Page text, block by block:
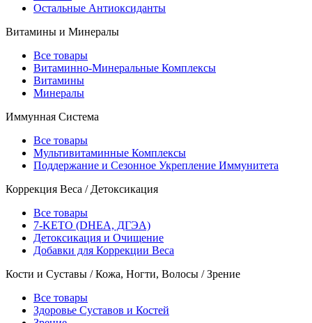
Остальные Антиоксиданты
Витамины и Минералы
Все товары
Витаминно-Минеральные Комплексы
Витамины
Минералы
Иммунная Система
Все товары
Мультивитаминные Комплексы
Поддержание и Сезонное Укрепление Иммунитета
Коррекция Веса / Детоксикация
Все товары
7-KETO (DHEA, ДГЭА)
Детоксикация и Очищение
Добавки для Коррекции Веса
Кости и Суставы / Кожа, Ногти, Волосы / Зрение
Все товары
Здоровье Суставов и Костей